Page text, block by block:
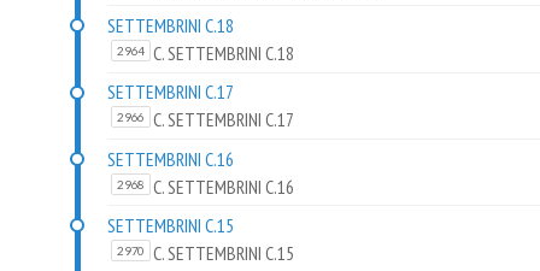
SETTEMBRINI C.18
2964 C. SETTEMBRINI C.18
SETTEMBRINI C.17
2966
C. SETTEMBRINI C.17
SETTEMBRINI C.16
2968
C. SETTEMBRINI C.16
SETTEMBRINI C.15
2970 C. SETTEMBRINI C.15